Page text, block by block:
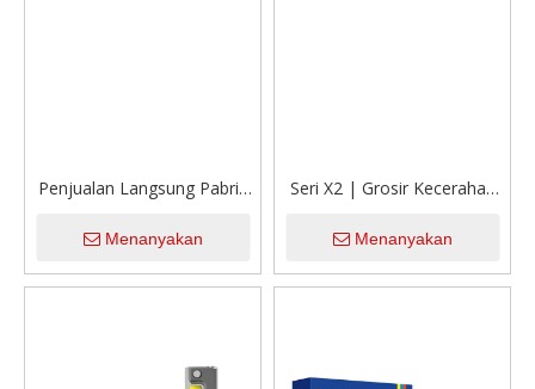
Penjualan Langsung Pabrik
Tinggi 260W 26000LM
Tegangan Lebar 12V-24V
Menanyakan
Seri X2 | Grosir Kecerahan
Led Headlight Blubs untuk
Truk
Menanyakan